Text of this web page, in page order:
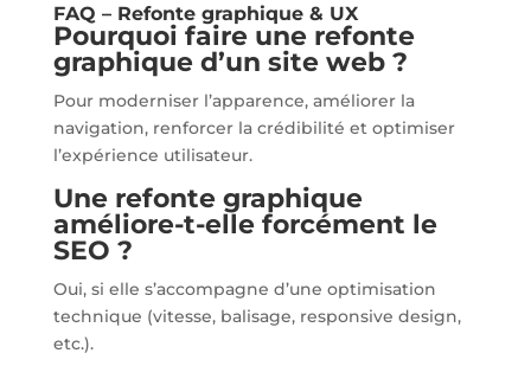
FAQ – Refonte graphique & UX
Pourquoi faire une refonte
graphique d’un site web ?
Pour moderniser l’apparence, améliorer la
navigation, renforcer la crédibilité et optimiser
l’expérience utilisateur.
Une refonte graphique
améliore-t-elle forcément le
SEO ?
Oui, si elle s’accompagne d’une optimisation
technique (vitesse, balisage, responsive design,
etc.).